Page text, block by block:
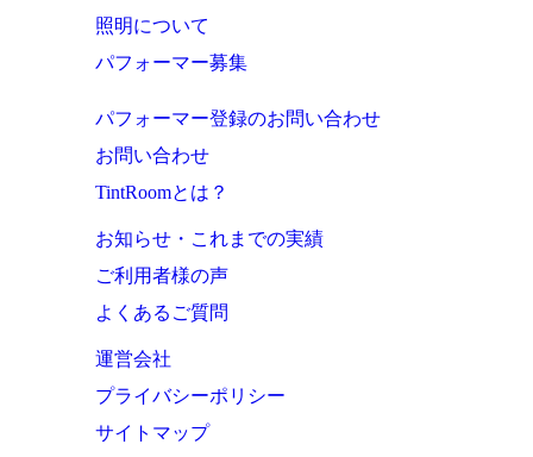
照明について
パフォーマー募集
パフォーマー登録のお問い合わせ
お問い合わせ
TintRoomとは？
お知らせ・これまでの実績
ご利用者様の声
よくあるご質問
運営会社
プライバシーポリシー
サイトマップ